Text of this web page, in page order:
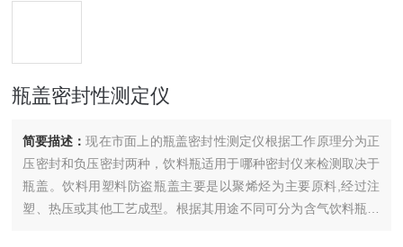
瓶盖密封性测定仪
简要描述：现在市面上的瓶盖密封性测定仪根据工作原理分为正
压密封和负压密封两种，饮料瓶适用于哪种密封仪来检测取决于
瓶盖。饮料用塑料防盗瓶盖主要是以聚烯烃为主要原料,经过注
塑、热压或其他工艺成型。根据其用途不同可分为含气饮料瓶盖